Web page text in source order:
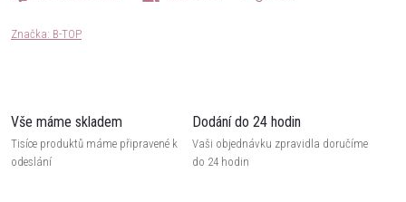
Značka: B-TOP
Vše máme skladem
Tisíce produktů máme připravené k
odeslání
Dodání do 24 hodin
Vaši objednávku zpravidla doručíme
do 24 hodin